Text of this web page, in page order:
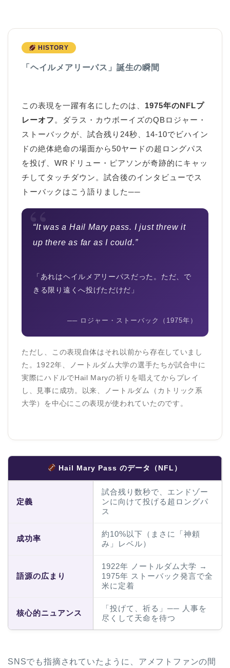
HISTORY
「ヘイルメアリーパス」誕生の瞬間
この表現を一躍有名にしたのは、 1975年のNFLプ
レーオフ 。ダラス・カウボーイズのQBロジャー・
ストーバックが、試合残り24秒、14-10でビハイン
ドの絶体絶命の場面から50ヤードの超ロングパス
を投げ、WRドリュー・ピアソンが奇跡的にキャッ
チしてタッチダウン。試合後のインタビューでス
トーバックはこう語りました──
“
“It was a Hail Mary pass. I just threw it
up there as far as I could.”
「あれはヘイルメアリーパスだった。ただ、で
きる限り遠くへ投げただけだ」
── ロジャー・ストーバック（1975年）
ただし、この表現自体はそれ以前から存在していまし
た。1922年、ノートルダム大学の選手たちが試合中に
実際にハドルでHail Maryの祈りを唱えてからプレイ
し、見事に成功。以来、ノートルダム（カトリック系
大学）を中心にこの表現が使われていたのです。
Hail Mary Pass のデータ（NFL）
定義
試合残り数秒で、エンドゾー
ンに向けて投げる超ロングパ
ス
成功率
約10%以下（まさに「神頼
み」レベル）
語源の広まり
1922年 ノートルダム大学 →
1975年 ストーバック発言で全
米に定着
核心的ニュアンス
「投げて、祈る」── 人事を
尽くして天命を待つ
SNSでも指摘されていたように、アメフトファンの間